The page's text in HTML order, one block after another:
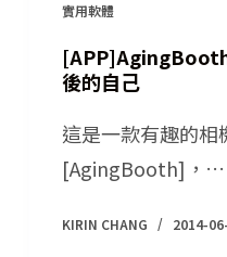
實用軟體
後的自己
這是一款有趣的相
[AgingBooth]，…
KIRIN CHANG 2014-